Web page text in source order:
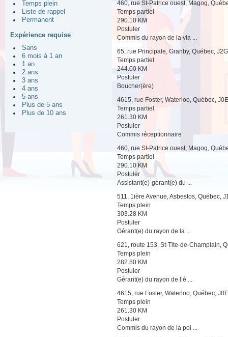
Temps plein
Liste de rappel
Permanent
Expérience requise
Sans
6 mois à 1 an
1 an
2 ans
3 ans
4 ans
5 ans
Plus de 5 ans
Plus de 10 ans
460, rue St-Patrice ouest, Magog,
Temps partiel
290.10 KM
Postuler
Commis du rayon de la via ...
65, rue Principale, Granby, Québec,
Temps partiel
244.00 KM
Postuler
Boucher(ère)
4615, rue Foster, Waterloo, Québec,
Temps partiel
261.30 KM
Postuler
Commis réceptionnaire
460, rue St-Patrice ouest, Magog,
Temps partiel
290.10 KM
Postuler
Assistant(e)-gérant(e) du ...
511, 1ière Avenue, Asbestos, Québec,
Temps plein
303.28 KM
Postuler
Gérant(e) du rayon de la ...
621, route 153, St-Tite-de-Champlain,
Temps plein
282.80 KM
Postuler
Gérant(e) du rayon de l’é ...
4615, rue Foster, Waterloo, Québec,
Temps plein
261.30 KM
Postuler
Commis du rayon de la poi ...